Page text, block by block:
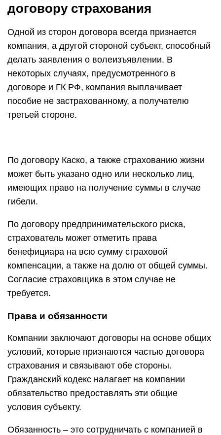
договору страхования
Одной из сторон договора всегда признается
компания, а другой стороной субъект, способный
делать заявления о волеизъявлении. В
некоторых случаях, предусмотренного в
договоре и ГК РФ, компания выплачивает
пособие не застрахованному, а получателю
третьей стороне.
По договору Каско, а также страхованию жизни
может быть указано одно или несколько лиц,
имеющих право на получение суммы в случае
гибели.
По договору предпринимательского риска,
страхователь может отметить права
бенефициара на всю сумму страховой
компенсации, а также на долю от общей суммы.
Согласие страховщика в этом случае не
требуется.
Права и обязанности
Компании заключают договоры на основе общих
условий, которые признаются частью договора
страхования и связывают обе стороны.
Гражданский кодекс налагает на компании
обязательство предоставлять эти общие
условия субъекту.
Обязанность – это сотрудничать с компанией в